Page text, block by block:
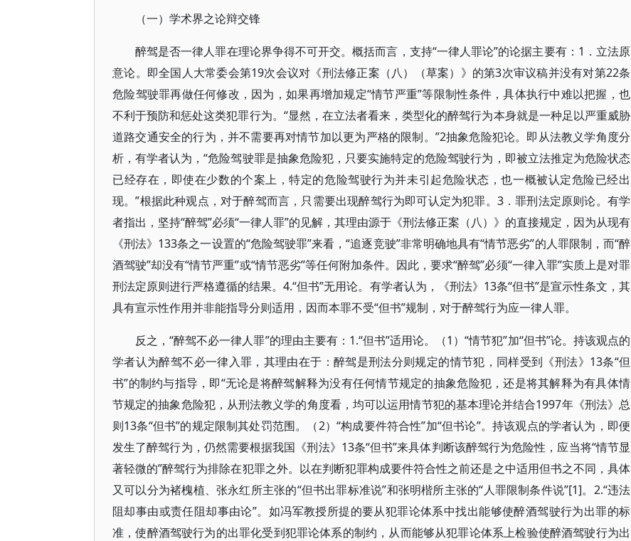
（一）学术界之论辩交锋
醉驾是否一律人罪在理论界争得不可开交。概括而言，支持“一律人罪论”的论据主要有：1．立法原
意论。即全国人大常委会第19次会议对《刑法修正案（八）（草案）》的第3次审议稿并没有对第22条
危险驾驶罪再做任何修改，因为，如果再增加规定“情节严重”等限制性条件，具体执行中难以把握，也
不利于预防和惩处这类犯罪行为。“显然，在立法者看来，类型化的醉驾行为本身就是一种足以严重威胁
道路交通安全的行为，并不需要再对情节加以更为严格的限制。”2抽象危险犯论。即从法教义学角度分
析，有学者认为，“危险驾驶罪是抽象危险犯，只要实施特定的危险驾驶行为，即被立法推定为危险状态
已经存在，即使在少数的个案上，特定的危险驾驶行为并未引起危险状态，也一概被认定危险已经出
现。”根据此种观点，对于醉驾而言，只需要出现醉驾行为即可认定为犯罪。3．罪刑法定原则论。有学
者指出，坚持“醉驾”必须“一律人罪”的见解，其理由源于《刑法修正案（八）》的直接规定，因为从现有
《刑法》133条之一设置的“危险驾驶罪”来看，“追逐竞驶”非常明确地具有“情节恶劣”的人罪限制，而“醉
酒驾驶”却没有“情节严重”或“情节恶劣”等任何附加条件。因此，要求“醉驾”必须“一律入罪”实质上是对罪
刑法定原则进行严格遵循的结果。4.“但书”无用论。有学者认为，《刑法》13条“但书”是宣示性条文，其
具有宣示性作用并非能指导分则适用，因而本罪不受“但书”规制，对于醉驾行为应一律人罪。
反之，“醉驾不必一律人罪”的理由主要有：1.“但书”适用论。（1）“情节犯”加“但书”论。持该观点的
学者认为醉驾不必一律入罪，其理由在于：醉驾是刑法分则规定的情节犯，同样受到《刑法》13条“但
书”的制约与指导，即“无论是将醉驾解释为没有任何情节规定的抽象危险犯，还是将其解释为有具体情
节规定的抽象危险犯，从刑法教义学的角度看，均可以运用情节犯的基本理论并结合1997年《刑法》总
则13条“但书”的规定限制其处罚范围。（2）“构成要件符合性”加“但书论”。持该观点的学者认为，即便
发生了醉驾行为，仍然需要根据我国《刑法》13条“但书”来具体判断该醉驾行为危险性，应当将“情节显
著轻微的”醉驾行为排除在犯罪之外。以在判断犯罪构成要件符合性之前还是之中适用但书之不同，具体
又可以分为褚槐植、张永红所主张的“但书出罪标准说”和张明楷所主张的“人罪限制条件说”[1]。2.“违法
阻却事由或责任阻却事由论”。如冯军教授所提的要从犯罪论体系中找出能够使醉酒驾驶行为出罪的标
准，使醉酒驾驶行为的出罪化受到犯罪论体系的制约，从而能够从犯罪论体系上检验使醉酒驾驶行为出